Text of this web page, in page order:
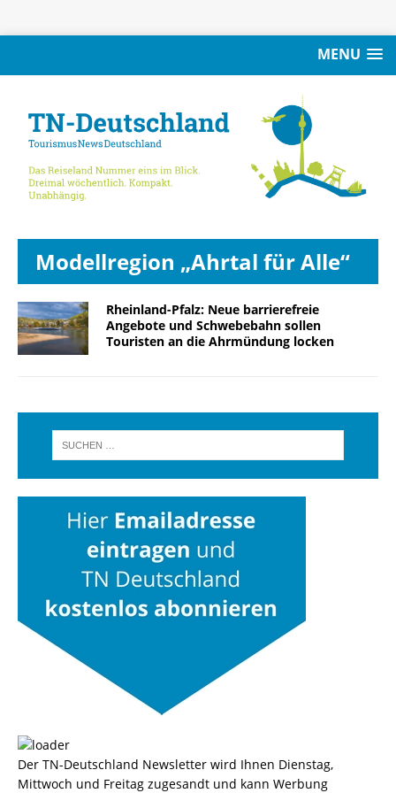
MENU
Modellregion „Ahrtal für Alle“
Rheinland-Pfalz: Neue barrierefreie
Angebote und Schwebebahn sollen
Touristen an die Ahrmündung locken
Der TN-Deutschland Newsletter wird Ihnen Dienstag,
Mittwoch und Freitag zugesandt und kann Werbung